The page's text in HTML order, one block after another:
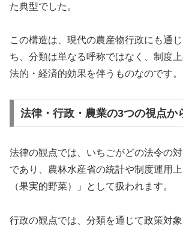
た典型でした。
この構造は、現代の農産物行政にも通
ち、分類は単なる呼称ではなく、制度上
法的・経済的効果を伴うものなのです。
法律・行政・農業の3つの視点か
法律の観点では、いちごがどの法令の
であり、農林水産省の統計や制度運用
（果実的野菜）」として扱われます。
行政の観点では、分類を通じて政策対